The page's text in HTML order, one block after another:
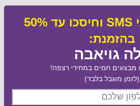
קבלו מבצעי SMS וחיסכו עד 50%
בהזמנת:
גויאבה
מבצעים חמים במחירי רצפה!
(לזמן מוגבל בלבד)